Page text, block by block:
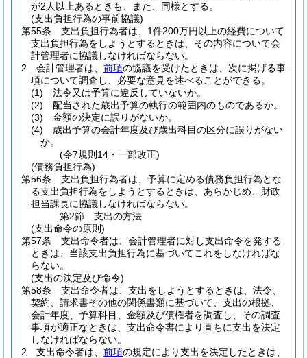
が2人以上あるときも、また、同様とする。
(支出負担行為の事前協議)
第55条
支出負担行為者は、1件200万円以上の経費について
支出負担行為をしようとするときは、その内容について会
計管理者に協議しなければならない。
2
会計管理者は、 前項の協議を受けたときは、次に掲げる事
項について調査し、必要な意見を述べることができる。
(1)
法令又は予算に違反していないか。
(2)
配当された歳出予算の執行の範囲内のものであるか。
(3)
金額の決定に誤りがないか。
(4)
歳出予算の会計年度及び歳出科目の区分に誤りがない
か。
(令7規則14・一部改正)
(債務負担行為)
第56条
支出負担行為者は、予算に定める債務負担行為とな
る支出負担行為をしようとするときは、あらかじめ、財政
担当課長に協議しなければならない。
第2節
支出の方法
(支出命令の原則)
第57条
支出命令者は、会計管理者に対し支出命令を発する
ときは、当該支出負担行為に基づいてこれをしなければな
らない。
(支出の決定及び命令)
第58条
支出命令者は、支出をしようとするときは、法令、
契約、請求書その他の関係書類に基づいて、支出の根拠、
会計年度、予算科目、金額及び債権者を調査し、その調査
事項が適正なときは、支出命令書により直ちに支出を決定
しなければならない。
2
支出命令者は、 前項の規定により支出を決定したときは、